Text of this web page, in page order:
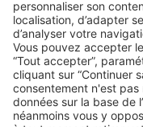
AU QUOTIDIEN
Habitat
Plus que d’autres, les
accompagnement ainsi
conditions ...